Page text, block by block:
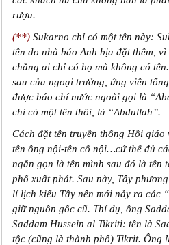
rượu.
(**)Sukarno chỉ có một tên này:
tên do nhà báo Anh bịa đặt thêm,
chẳng ai chỉ có họ mà không có
sau của ngoại trưởng, ứng viên
được báo chí nước ngoài gọi là
chỉ có một tên thôi, là “Abdullah”.
Cách đặt tên truyền thống Hồi giáo
tên ông nội-tên cố nội…cứ thế đủ
ngắn gọn là tên mình sau đó là tên
phố xuất phát. Sau này, Tây
lí lịch kiểu Tây nên mới nảy ra các
giữ nguồn gốc cũ. Thí dụ, ông
Saddam Hussein al Tikriti: tên là
tộc (cũng là thành phố) Tikrit. Ông